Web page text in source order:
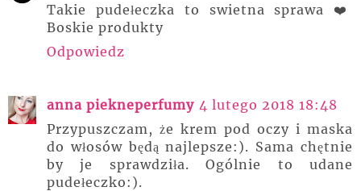
Takie pudełeczka to swietna sprawa ❤️
Boskie produkty
Odpowiedz
anna piekneperfumy 4 lutego 2018 18:48
Przypuszczam, że krem pod oczy i maska
do włosów będą najlepsze:). Sama chętnie
by je sprawdziła. Ogólnie to udane
pudełeczko:).